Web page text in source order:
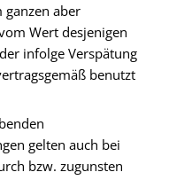
ganzen aber
Wert desjenigen
infolge Verspätung
benutzt
gelten auch bei
bzw. zugunsten